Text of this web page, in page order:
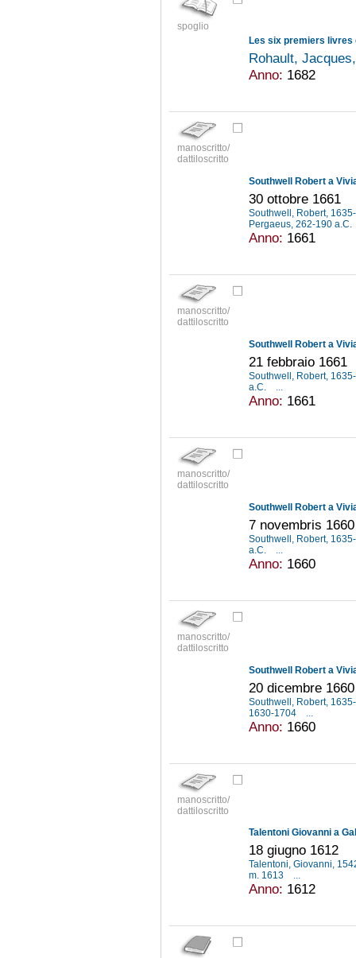
spoglio
Les six premiers livres
Rohault,
Anno: 1682
manoscritto/
dattiloscritto
Southwell Robert a
30 ottobre 1661
Southwell, Robert,
Pergaeus, 262-190 a.C.
Anno: 1661
manoscritto/
dattiloscritto
Southwell Robert a
21 febbraio 1661
Southwell, Robert,
a.C.
...
Anno: 1661
manoscritto/
dattiloscritto
Southwell Robert a
7 novembris 1660
Southwell, Robert,
a.C.
Anno: 1660
manoscritto/
dattiloscritto
Southwell Robert a
20 dicembre 1660
Southwell, Robert,
1630-1704
Anno: 1660
manoscritto/
dattiloscritto
Talentoni Giovanni a
18 giugno 1612
Talentoni, Giovanni,
m. 1613
...
Anno: 1612